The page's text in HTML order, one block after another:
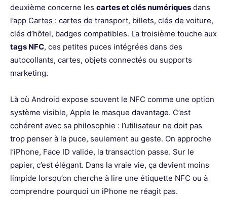
deuxième concerne les cartes et clés numériques dans
l’app Cartes : cartes de transport, billets, clés de voiture,
clés d’hôtel, badges compatibles. La troisième touche aux
tags NFC, ces petites puces intégrées dans des
autocollants, cartes, objets connectés ou supports
marketing.
Là où Android expose souvent le NFC comme une option
système visible, Apple le masque davantage. C’est
cohérent avec sa philosophie : l’utilisateur ne doit pas
trop penser à la puce, seulement au geste. On approche
l’iPhone, Face ID valide, la transaction passe. Sur le
papier, c’est élégant. Dans la vraie vie, ça devient moins
limpide lorsqu’on cherche à lire une étiquette NFC ou à
comprendre pourquoi un iPhone ne réagit pas.